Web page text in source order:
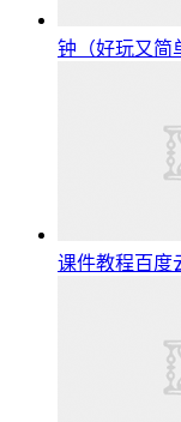
钟（好玩又简
课件教程百度